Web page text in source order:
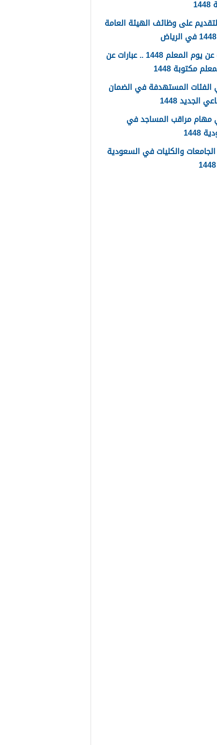
على وظائف الهيئة العامة
كلمات عن يوم المعلم 1448 .. عبارات عن
مكتوبة 1448
المستهدفة في الضمان
الجديد 1448
مهام مراقب المساجد في
1448
والكليات في السعودية